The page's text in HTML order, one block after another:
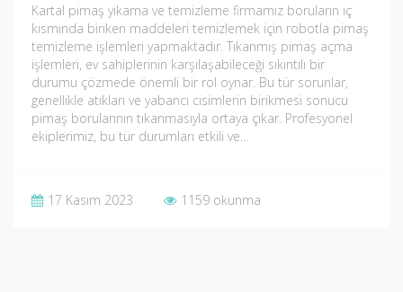
Kartal pimaş yıkama ve temizleme firmamız boruların iç
kısmında biriken maddeleri temizlemek için robotla pimaş
temizleme işlemleri yapmaktadır. Tıkanmış pimaş açma
işlemleri, ev sahiplerinin karşılaşabileceği sıkıntılı bir
durumu çözmede önemli bir rol oynar. Bu tür sorunlar,
genellikle atıkları ve yabancı cisimlerin birikmesi sonucu
pimaş borularının tıkanmasıyla ortaya çıkar. Profesyonel
ekiplerimiz, bu tür durumları etkili ve…
17 Kasım 2023 1159 okunma